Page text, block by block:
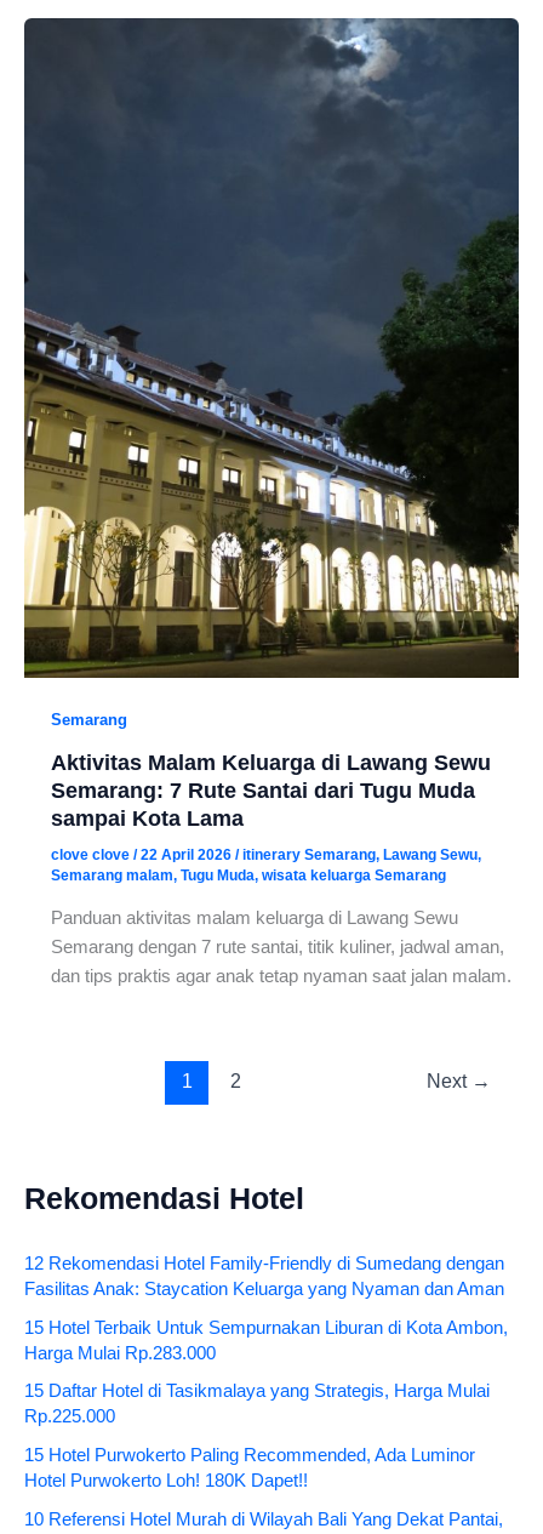
Semarang
Aktivitas Malam Keluarga di Lawang Sewu
Semarang: 7 Rute Santai dari Tugu Muda
sampai Kota Lama
clove clove /22 April 2026 /itinerary Semarang, Lawang Sewu,
Semarang malam, Tugu Muda, wisata keluarga Semarang
Panduan aktivitas malam keluarga di Lawang Sewu
Semarang dengan 7 rute santai, titik kuliner, jadwal aman,
dan tips praktis agar anak tetap nyaman saat jalan malam.
1 2 Next →
Rekomendasi Hotel
12 Rekomendasi Hotel Family-Friendly di Sumedang dengan
Fasilitas Anak: Staycation Keluarga yang Nyaman dan Aman
15 Hotel Terbaik Untuk Sempurnakan Liburan di Kota Ambon,
Harga Mulai Rp.283.000
15 Daftar Hotel di Tasikmalaya yang Strategis, Harga Mulai
Rp.225.000
15 Hotel Purwokerto Paling Recommended, Ada Luminor
Hotel Purwokerto Loh! 180K Dapet!!
10 Referensi Hotel Murah di Wilayah Bali Yang Dekat Pantai,